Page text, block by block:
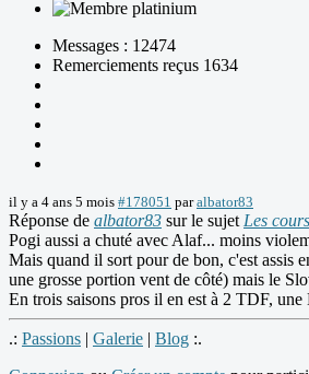
Messages : 12474
Remerciements reçus 1634
il y a 4 ans 5 mois #178051 paralbator83
Réponse de albator83 sur le sujet Les
Pogi aussi a chuté avec Alaf... moins
Mais quand il sort pour de bon, c'est assis
une grosse portion vent de côté) mais le
En trois saisons pros il en est à 2 TDF,
.: Passions | Galerie | Blog :.